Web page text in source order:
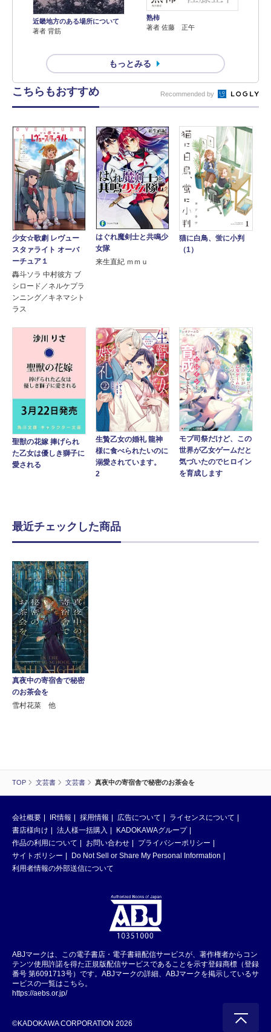
TOP 文芸書 文芸書 真夜中の寄宿舎で秘密のお茶会を
近畿地方のある場所について
著者 背筋
熟柿
著者 佐藤 正午
もっとみる
こちらもおすすめ Recommended by
少女☆歌劇 レヴュー
スタァライト オーバ
ーチュア１
轟斗ソラ 中村彼方 ブ
シロード／ネルケプラ
ンニング／キネマシト
ラス
はぐれ魔剣士と共鳴少
女隊
来生直紀 ｍｍｕ
猫に白鳥、蛍に小判
（1）
聖獣の花嫁 捧げられ
た乙女は優しき獅子に
愛される
生贄乙女の婚礼 龍神
様に食べられたいのに
溺愛されています。
2
モブ司祭だけど、この
世界が乙女ゲームだと
気づいたのでヒロイン
を育成します
最近チェックした商品
真夜中の寄宿舎で秘密
のお茶会を
雪村花菜 他
会社概要 IR情報 採用情報 広告について
ライセンスについて
書店様向け
法人様一括購入
KADOKAWAグループ
作品の利用について
お問い合わせ
プライバシーポリシー
サイトポリシー
Do Not Sell or Share My Personal Information
利用者情報の外部送信について
ABJマークは、この電子書店・電子書籍配信サービスが、著作権者からコン
テンツ使用許諾を得た正規版配信サービスであることを示す登録商標（登録
番号 第6091713号）です。ABJマークの詳細、ABJマークを掲示しているサ
ービスの一覧はこちら。
https://aebs.or.jp/
©KADOKAWA CORPORATION 2026